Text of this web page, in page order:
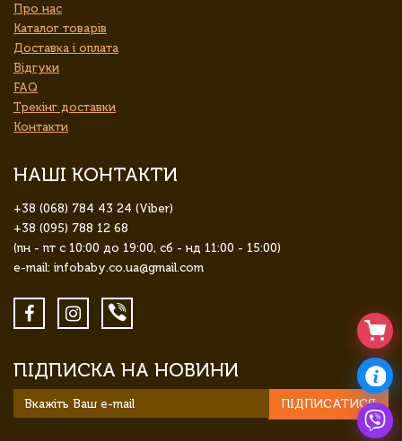
Про нас
Каталог товарів
Доставка і оплата
Відгуки
FAQ
Трекінг доставки
Контакти
НАШІ КОНТАКТИ
+38 (068) 784 43 24 (Viber)
+38 (095) 788 12 68
(пн - пт с 10:00 до 19:00, сб - нд 11:00 - 15:00)
e-mail: infobaby.co.ua@gmail.com
ПІДПИСКА НА НОВИНИ
ПІДПИСАТИСЯ